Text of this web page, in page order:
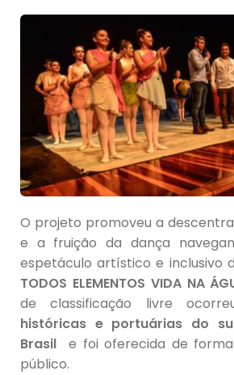
O projeto promoveu a
e a fruição da dança
espetáculo artístico e inclusivo
TODOS ELEMENTOS VIDA NA
de classificação livre
históricas e portuárias do
Brasile foi oferecida de forma
público.